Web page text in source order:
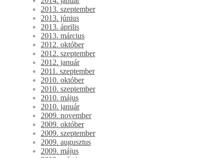
2013. szeptember
2013. június
2013. április
2013. március
2012. október
2012. szeptember
2012. január
2011. szeptember
2010. október
2010. szeptember
2010. május
2010. január
2009. november
2009. október
2009. szeptember
2009. augusztus
2009. május